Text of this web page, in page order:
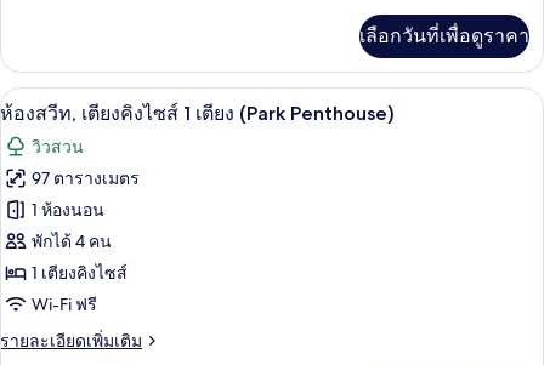
2
เตียง
เกี่ยว
กับ
ห้อง
เตียง
เดี่ยว
เตียง
เลือกวันที่เพื่อดูราคา
เปิด
ภาพถ่าย
ทั้งหมด
ของ
ห้อง
สวีท,
เตียง
คิง
ห้องสวีท, เตียงคิงไซส์ 1 เตียง (Park
8
ห้องสวีท, เตียงคิงไซส์ 1 เตียง (Park Penthouse)
วิวสวน
97 ตารางเมตร
1 ห้องนอน
พักได้ 4 คน
1 เตียงคิงไซส์
Wi-Fi ฟรี
รายละเอียดเพิ่มเติม
ราย